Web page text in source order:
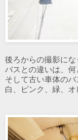
後ろからの撮影に
バスとの違いは、何
そして古い車体のバ
白、ピンク、緑、オ